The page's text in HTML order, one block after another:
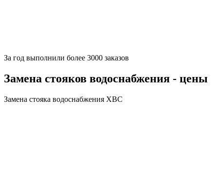
За год выполнили более 3000 заказов
Замена стояков водоснабжения - цены
Замена стояка водоснабжения ХВС